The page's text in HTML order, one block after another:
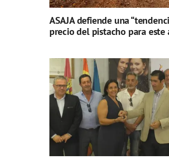
ASAJA defiende una
precio del pistacho para este